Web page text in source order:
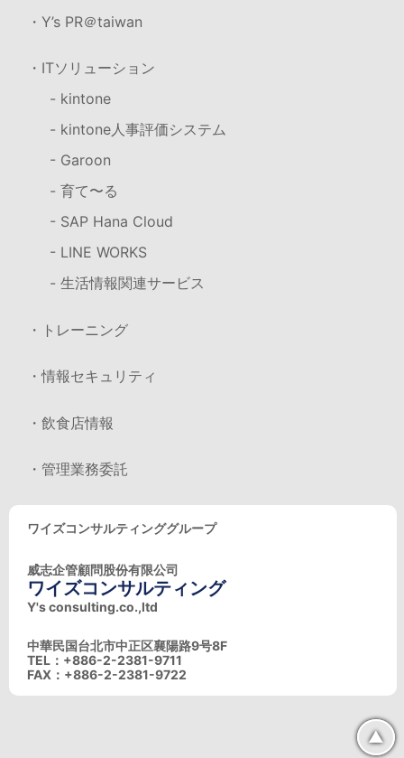
・Y’s PR＠taiwan
・ITソリューション
- kintone
- kintone人事評価システム
- Garoon
- 育て〜る
- SAP Hana Cloud
- LINE WORKS
- 生活情報関連サービス
・トレーニング
・情報セキュリティ
・飲食店情報
・管理業務委託
ワイズコンサルティンググループ
威志企管顧問股份有限公司
ワイズコンサルティング
Y's consulting.co.,ltd
中華民国台北市中正区襄陽路9号8F
TEL：+886-2-2381-9711
FAX：+886-2-2381-9722
▲